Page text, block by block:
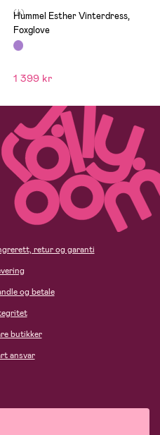
(4)
Hummel Esther Vinterdress,
Foxglove
1 399 kr
retur og garanti
og betale
butikker
ansvar